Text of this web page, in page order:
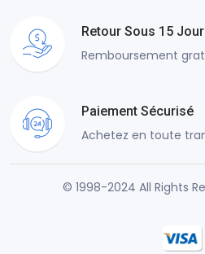
Retour Sous 15
Remboursement
Paiement Sécurisé
Achetez en toute
© 1998-2024 All Rights